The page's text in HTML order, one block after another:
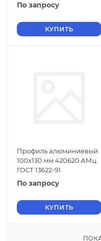
По запросу
КУПИТЬ
Профиль алюминиевый
100х130 мм 420620 АМц
ГОСТ 13622-91
По запросу
КУПИТЬ